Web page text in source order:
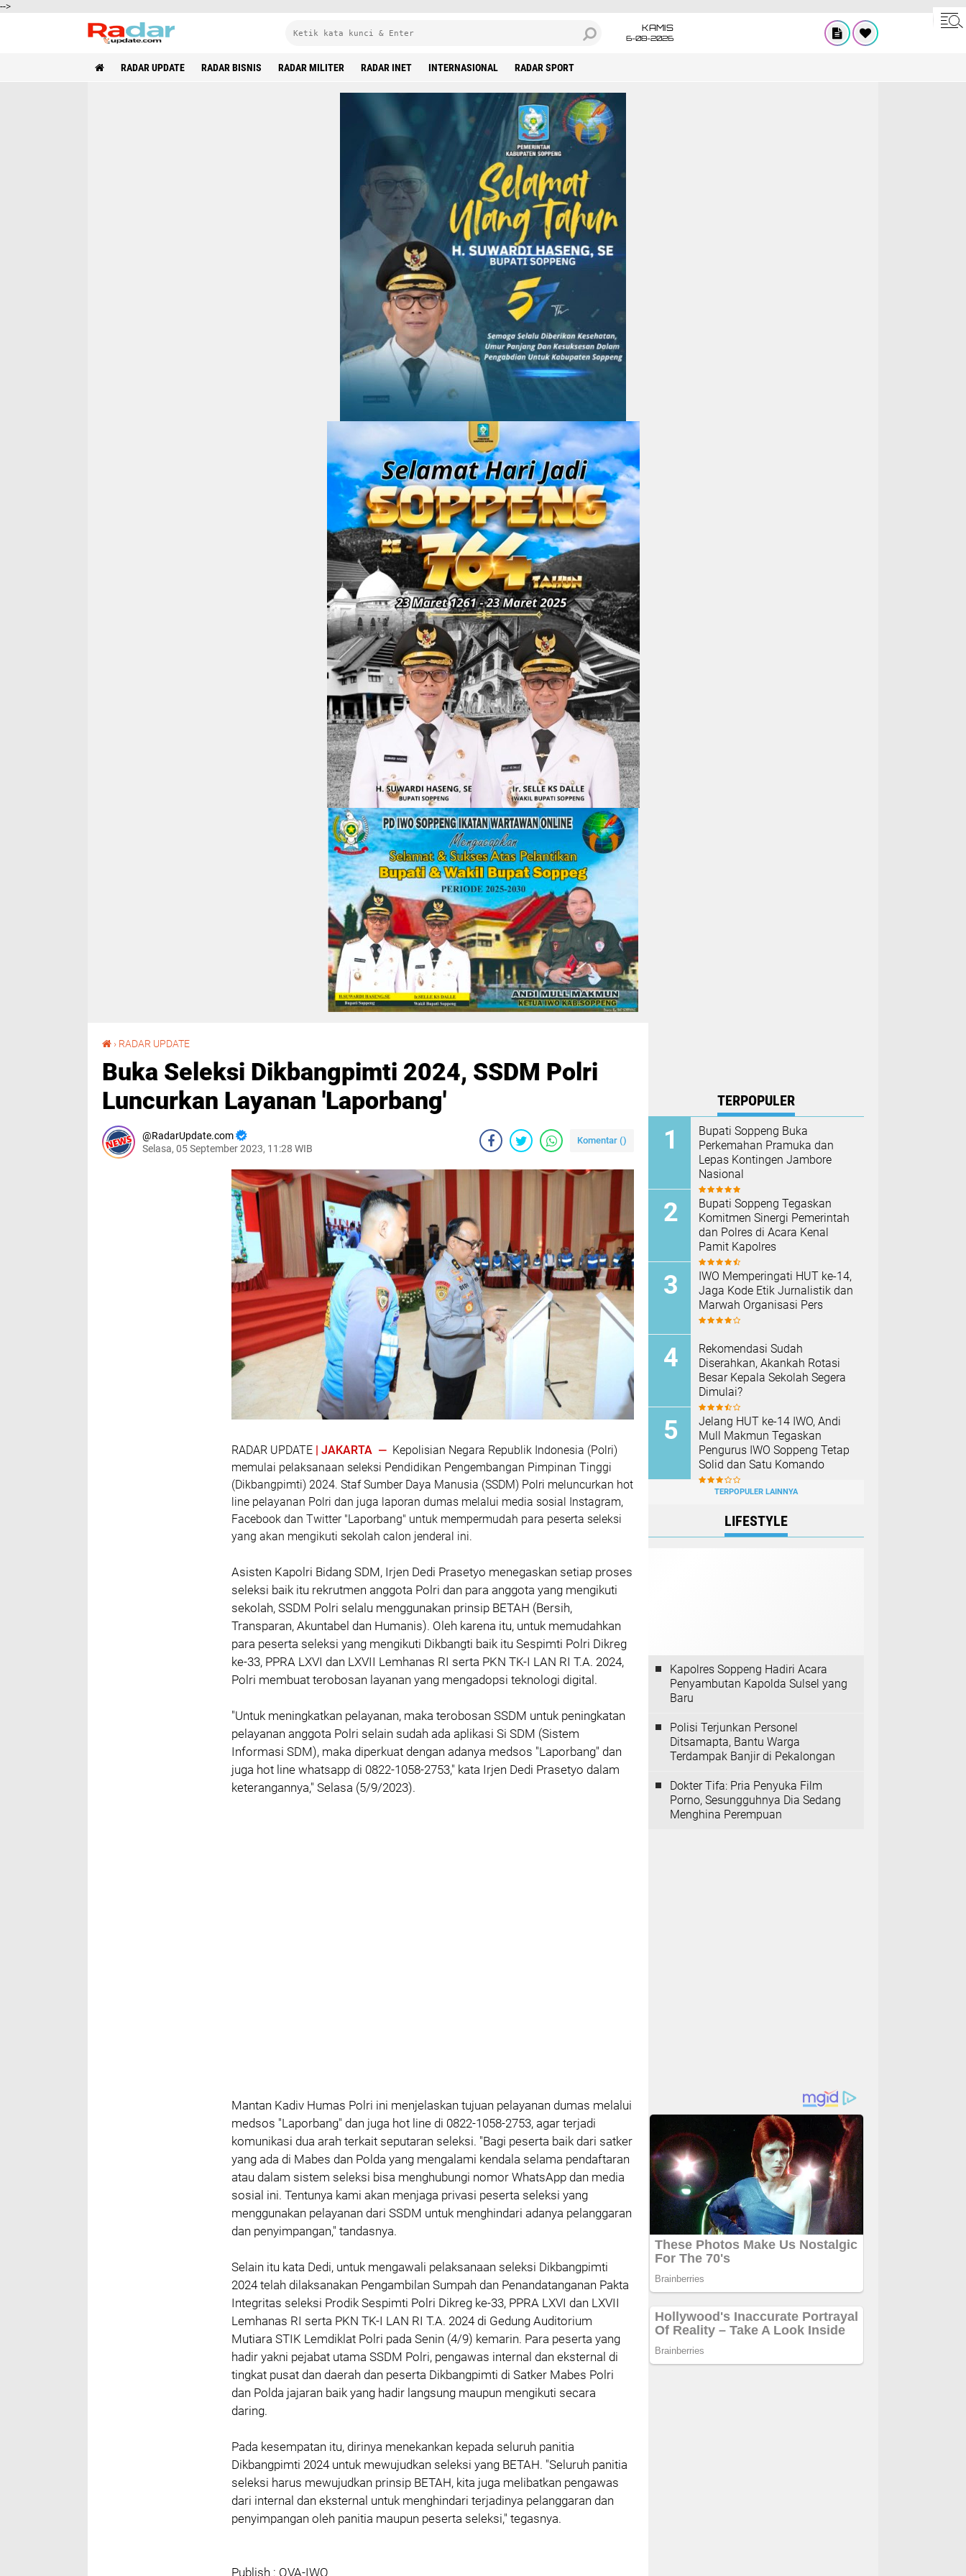
-->
KAMIS
6-08-2026
RADAR UPDATE RADAR BISNIS RADAR MILITER RADAR INET INTERNASIONAL RADAR SPORT
› RADAR UPDATE
Buka Seleksi Dikbangpimti 2024, SSDM Polri
Luncurkan Layanan 'Laporbang'
RadarUpdate.com
Selasa, 05 September 2023, 11:28 WIB
Komentar ()
RADAR UPDATE | JAKARTA — Kepolisian Negara Republik Indonesia (Polri)
memulai pelaksanaan seleksi Pendidikan Pengembangan Pimpinan Tinggi
(Dikbangpimti) 2024. Staf Sumber Daya Manusia (SSDM) Polri meluncurkan hot
line pelayanan Polri dan juga laporan dumas melalui media sosial Instagram,
Facebook dan Twitter "Laporbang" untuk mempermudah para peserta seleksi
yang akan mengikuti sekolah calon jenderal ini.
Asisten Kapolri Bidang SDM, Irjen Dedi Prasetyo menegaskan setiap proses
seleksi baik itu rekrutmen anggota Polri dan para anggota yang mengikuti
sekolah, SSDM Polri selalu menggunakan prinsip BETAH (Bersih,
Transparan, Akuntabel dan Humanis). Oleh karena itu, untuk memudahkan
para peserta seleksi yang mengikuti Dikbangti baik itu Sespimti Polri Dikreg
ke-33, PPRA LXVI dan LXVII Lemhanas RI serta PKN TK-I LAN RI T.A. 2024,
Polri membuat terobosan layanan yang mengadopsi teknologi digital.
"Untuk meningkatkan pelayanan, maka terobosan SSDM untuk peningkatan
pelayanan anggota Polri selain sudah ada aplikasi Si SDM (Sistem
Informasi SDM), maka diperkuat dengan adanya medsos "Laporbang" dan
juga hot line whatsapp di 0822-1058-2753," kata Irjen Dedi Prasetyo dalam
keterangannya," Selasa (5/9/2023).
Mantan Kadiv Humas Polri ini menjelaskan tujuan pelayanan dumas melalui
medsos "Laporbang" dan juga hot line di 0822-1058-2753, agar terjadi
komunikasi dua arah terkait seputaran seleksi. "Bagi peserta baik dari satker
yang ada di Mabes dan Polda yang mengalami kendala selama pendaftaran
atau dalam sistem seleksi bisa menghubungi nomor WhatsApp dan media
sosial ini. Tentunya kami akan menjaga privasi peserta seleksi yang
menggunakan pelayanan dari SSDM untuk menghindari adanya pelanggaran
dan penyimpangan," tandasnya.
Selain itu kata Dedi, untuk mengawali pelaksanaan seleksi Dikbangpimti
2024 telah dilaksanakan Pengambilan Sumpah dan Penandatanganan Pakta
Integritas seleksi Prodik Sespimti Polri Dikreg ke-33, PPRA LXVI dan LXVII
Lemhanas RI serta PKN TK-I LAN RI T.A. 2024 di Gedung Auditorium
Mutiara STIK Lemdiklat Polri pada Senin (4/9) kemarin. Para peserta yang
hadir yakni pejabat utama SSDM Polri, pengawas internal dan eksternal di
tingkat pusat dan daerah dan peserta Dikbangpimti di Satker Mabes Polri
dan Polda jajaran baik yang hadir langsung maupun mengikuti secara
daring.
Pada kesempatan itu, dirinya menekankan kepada seluruh panitia
Dikbangpimti 2024 untuk mewujudkan seleksi yang BETAH. "Seluruh panitia
seleksi harus mewujudkan prinsip BETAH, kita juga melibatkan pengawas
dari internal dan eksternal untuk menghindari terjadinya pelanggaran dan
penyimpangan oleh panitia maupun peserta seleksi," tegasnya.
Publish : OVA-IWO
TERPOPULER
Bupati Soppeng Buka
Perkemahan Pramuka dan
Lepas Kontingen Jambore
Nasional
Bupati Soppeng Tegaskan
Komitmen Sinergi Pemerintah
dan Polres di Acara Kenal
Pamit Kapolres
IWO Memperingati HUT ke-14,
Jaga Kode Etik Jurnalistik dan
Marwah Organisasi Pers
Rekomendasi Sudah
Diserahkan, Akankah Rotasi
Besar Kepala Sekolah Segera
Dimulai?
Jelang HUT ke-14 IWO, Andi
Mull Makmun Tegaskan
Pengurus IWO Soppeng Tetap
Solid dan Satu Komando
TERPOPULER LAINNYA
LIFESTYLE
Kapolres Soppeng Hadiri Acara
Penyambutan Kapolda Sulsel yang
Baru
Polisi Terjunkan Personel
Ditsamapta, Bantu Warga
Terdampak Banjir di Pekalongan
Dokter Tifa: Pria Penyuka Film
Porno, Sesungguhnya Dia Sedang
Menghina Perempuan